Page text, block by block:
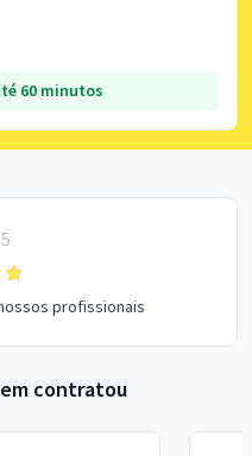
60 minutos
5
profissionais
contratou